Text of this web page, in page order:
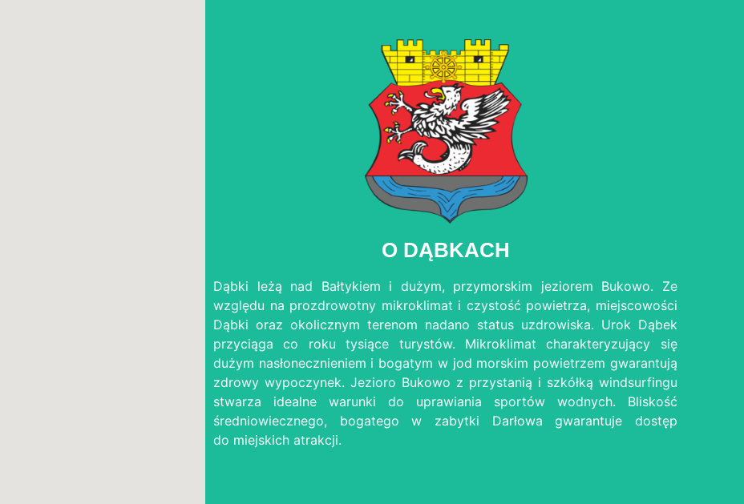
O DĄBKACH
Dąbki leżą nad Bałtykiem i dużym, przymorskim jeziorem Bukowo. Ze
względu na prozdrowotny mikroklimat i czystość powietrza, miejscowości
Dąbki oraz okolicznym terenom nadano status uzdrowiska. Urok Dąbek
przyciąga co roku tysiące turystów. Mikroklimat charakteryzujący się
dużym nasłonecznieniem i bogatym w jod morskim powietrzem gwarantują
zdrowy wypoczynek. Jezioro Bukowo z przystanią i szkółką windsurfingu
stwarza idealne warunki do uprawiania sportów wodnych. Bliskość
średniowiecznego, bogatego w zabytki Darłowa gwarantuje dostęp
do miejskich atrakcji.